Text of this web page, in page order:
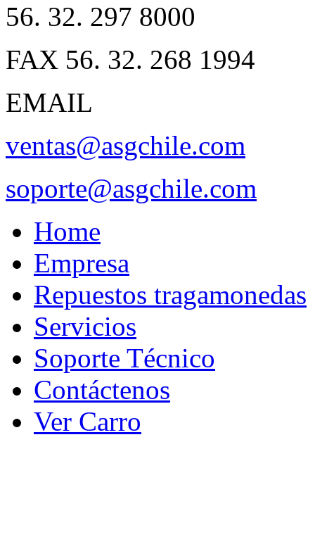
56. 32. 297 8000
FAX 56. 32. 268 1994
EMAIL
ventas@asgchile.com
soporte@asgchile.com
Home
Empresa
Repuestos tragamonedas
Servicios
Soporte Técnico
Contáctenos
Ver Carro